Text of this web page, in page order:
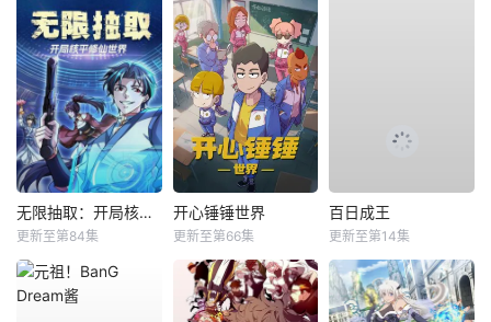
无限抽取：开局核平修仙世界动态漫
更新至第84集
开心锤锤世界
更新至第66集
百日成王
更新至第14集